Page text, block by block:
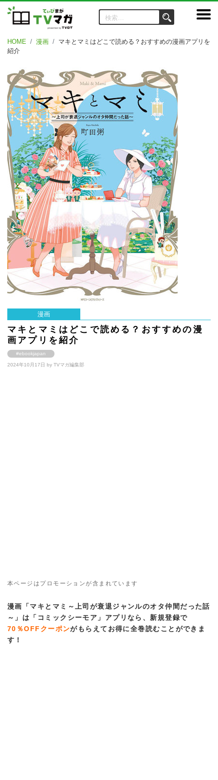
HOME 漫画
マキとマミはどこで読める？おすすめの漫画アプリを
紹介
漫画
マキとマミはどこで読める？おすすめの漫
画アプリを紹介
#ebookjapan
2024年10月17日 by TVマガ編集部
本ページはプロモーションが含まれています
漫画「マキとマミ～上司が衰退ジャンルのオタ仲間だった話
～」は「コミックシーモア」アプリなら、新規登録で
70％OFFクーポンがもらえてお得に全巻読むことができま
す！